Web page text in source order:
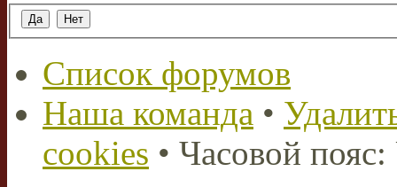
Список форумов
Наша команда •
cookies • Часовой